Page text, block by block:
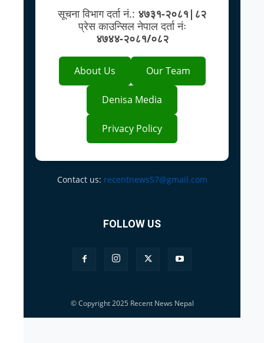
सूचना विभाग दर्ता नं.: ४७३१-२०८१|८२
प्रेस काउन्सिल नेपाल दर्ता नंः
४७४४-२०८१/०८२
About Us Our Team
Denisa Media
Privacy Policy
Contact us: recentnews57@gmail.com
FOLLOW US
© Copyright 2025 Recent News Nepal